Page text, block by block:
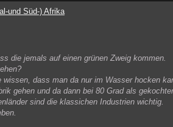
und Süd-) Afrika
die jemals auf einen grünen Zweig kommen.
wissen, dass man da nur im Wasser hocken
gehen und da dann bei 80 Grad als
sind die klassichen Industrien wichtig.